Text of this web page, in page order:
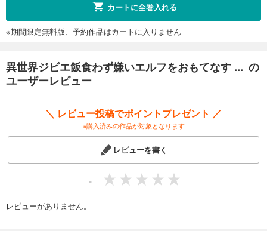
完結
110円 (税込)
あらすじを表示する
110円 (税込)
カートに全巻入れる
※期間限定無料版、予約作品はカートに入りません
異世界ジビエ飯食わず嫌いエルフをおもてなす ... の
ユーザーレビュー
＼ レビュー投稿でポイントプレゼント ／
※購入済みの作品が対象となります
レビューを書く
-
レビューがありません。